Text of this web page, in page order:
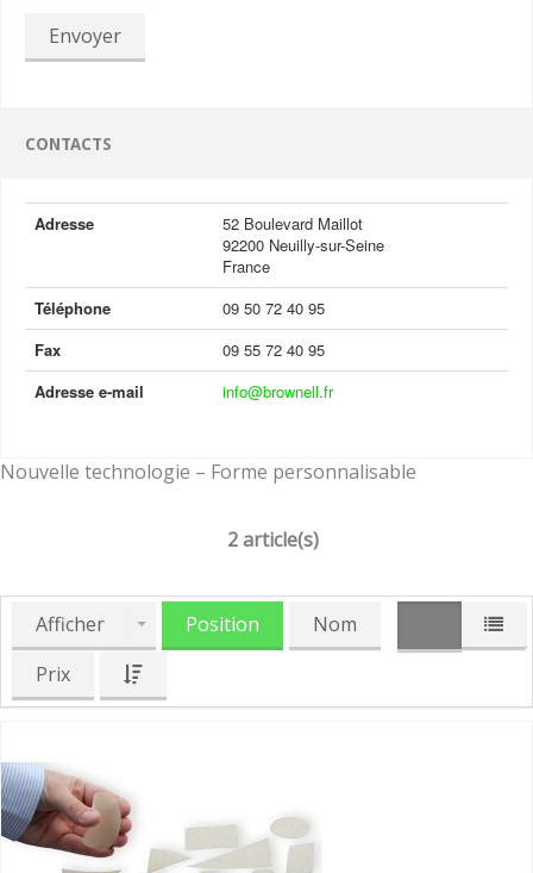
Envoyer
CONTACTS
Adresse
52 Boulevard Maillot
92200 Neuilly-sur-Seine
France
Téléphone
09 50 72 40 95
Fax
09 55 72 40 95
Adresse e-mail
info@brownell.fr
Nouvelle technologie – Forme personnalisable
2 article(s)
Afficher Position
Nom
Prix